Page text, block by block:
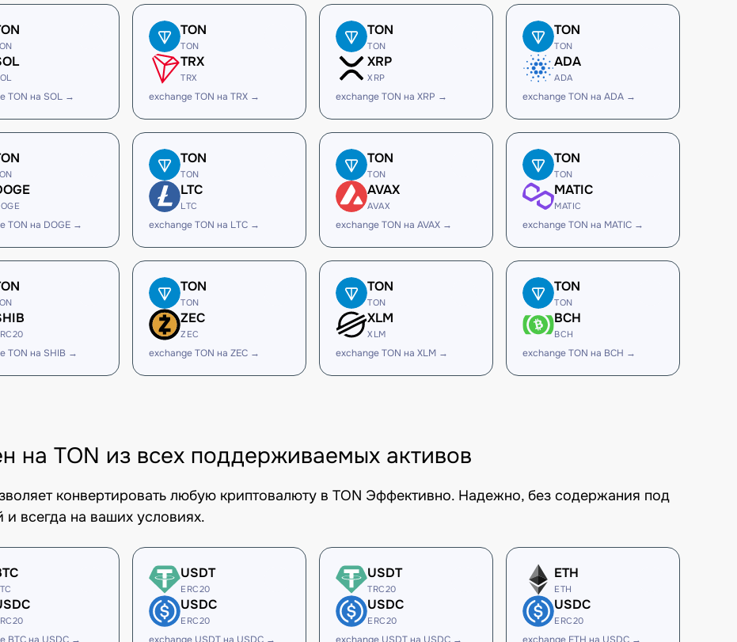
TON на SOL →
TON
TON
TRX
TRX
exchange TON на TRX →
TON
TON
XRP
XRP
exchange TON на XRP →
TON
TON
ADA
ADA
exchange TON на ADA →
TON на DOGE →
TON
TON
LTC
LTC
exchange TON на LTC →
TON
TON
AVAX
AVAX
exchange TON на AVAX →
TON
TON
MATIC
MATIC
exchange TON на MATIC →
TON на SHIB →
TON
TON
ZEC
ZEC
exchange TON на ZEC →
TON
TON
XLM
XLM
exchange TON на XLM →
TON
TON
BCH
BCH
exchange TON на BCH →
на TON из всех поддерживаемых активов
конвертировать любую криптовалюту в TON Эффективно. Надежно, без содержания под
и всегда на ваших условиях.
USDT
ERC20
USDC
ERC20
USDT
TRC20
USDC
ERC20
ETH
ETH
USDC
ERC20